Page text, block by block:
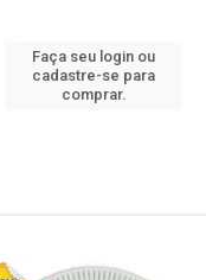
Faça seu login ou
cadastre-se para
comprar.